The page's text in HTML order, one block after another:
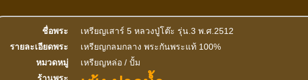
ชื่อพระ
เหรียญเสาร์ 5 หลวงปู่โต๊ะ รุ่น.3 พ.ศ.2512
รายละเอียดพระ
เหรียญกลมกลาง พระกันพระแท้ 100%
หมวดหมู่
เหรียญหล่อ / ปั้ม
ร้านพระ